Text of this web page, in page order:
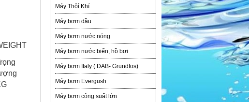
Máy Thôỉ Khí
Máy bơm dầu
Máy bơm nước nóng
Máy bơm nước biển, hồ bơi
Máy bơm Italy ( DAB- Grundfos)
Máy bơm Evergush
Máy bơm công suất lớn